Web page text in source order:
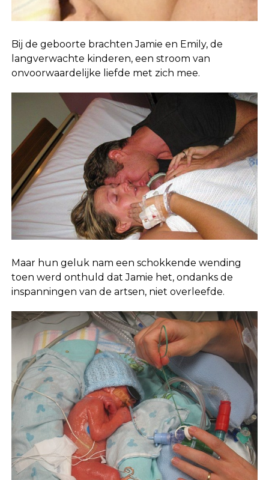
Bij de geboorte brachten Jamie en Emily, de
langverwachte kinderen, een stroom van
onvoorwaardelijke liefde met zich mee.
Maar hun geluk nam een schokkende wending
toen werd onthuld dat Jamie het, ondanks de
inspanningen van de artsen, niet overleefde.